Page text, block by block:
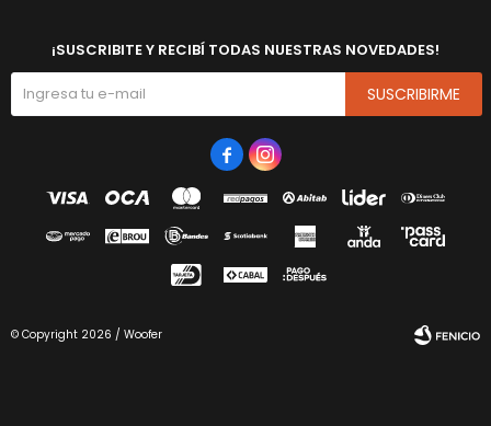
¡SUSCRIBITE Y RECIBÍ TODAS NUESTRAS NOVEDADES!
SUSCRIBIRME
 
© Copyright 2026 / Woofer